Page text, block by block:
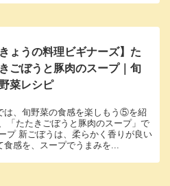
きょうの料理ビギナーズ】た
ごぼうと豚肉のスープ｜旬
菜レシピ
は、旬野菜の食感を楽しもう⑤を紹
「たたきごぼうと豚肉のスープ」で
プ 新ごぼうは、柔らかく香りが良い
感を、スープでうまみを...